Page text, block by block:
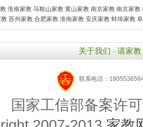
淮南家教 马鞍山家教 黄山家教 南京家教 南京家教
苏州家教 合肥家教 淮南家教 安庆家教 蚌埠家教
关于我们 - 请家教
联系电话：
国家工信部备案许